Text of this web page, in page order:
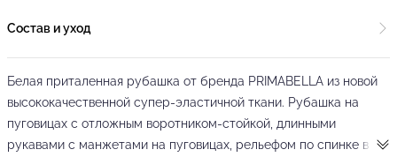
Состав и уход
Белая приталенная рубашка от бренда PRIMABELLA из новой
высококачественной супер-эластичной ткани. Рубашка на
пуговицах с отложным воротником-стойкой, длинными
рукавами с манжетами на пуговицах, рельефом по спинке в